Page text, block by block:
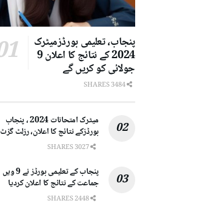
پنجاب، تعلیمی بورڈزمیٹرک
2024 کے نتائج کا اعلان 9
جولائی کو کریں گے
میٹرک امتحانات 2024 ، پنجاب
بورڈزکے نتائج کا اعلان، رزلٹ گزٹ
پنجاب کے تعلیمی بورڈز نے 9 ویں
جماعت کے نتائج کا اعلان کردیا